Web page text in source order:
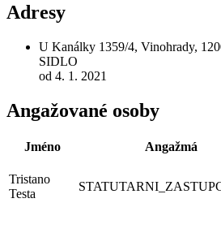
Adresy
U Kanálky 1359/4, Vinohrady,
SIDLO
od 4. 1. 2021
Angažované osoby
Jméno Angažmá
Tristano
Testa